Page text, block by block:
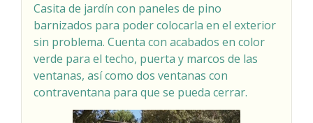
Casita de jardín con paneles de pino
barnizados para poder colocarla en el exterior
sin problema. Cuenta con acabados en color
verde para el techo, puerta y marcos de las
ventanas, así como dos ventanas con
contraventana para que se pueda cerrar.